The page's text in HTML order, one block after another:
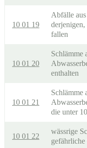
10 01 19
Abfälle
fallen
10 01 20
Schlämme
enthalten
10 01 21
Schlämme
die unter
10 01 22
wässrige
gefährliche